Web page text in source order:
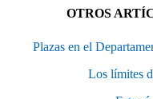
OTROS
Plazas en el
Los límites